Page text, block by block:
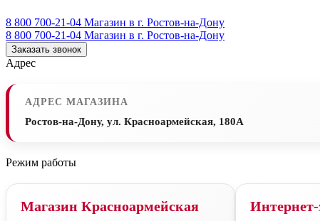
8 800 700-21-04 Магазин в г. Ростов-на-Дону
8 800 700-21-04 Магазин в г. Ростов-на-Дону
Заказать звонок
Адрес
АДРЕС МАГАЗИНА
Ростов-на-Дону, ул. Красноармейская, 180А
Режим работы
Магазин Красноармейская